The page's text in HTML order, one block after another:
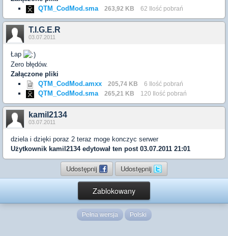
QTM_CodMod.sma
263,92 KB 62 Ilość pobrań
T.I.G.E.R
03.07.2011
Łap
Zero błędów.
Załączone pliki
QTM_CodMod.amxx
205,74 KB 6 Ilość pobrań
QTM_CodMod.sma 265,21 KB 120 Ilość pobrań
kamil2134
03.07.2011
dziela i dzięki poraz 2 teraz moge konczyc serwer
Użytkownik kamil2134edytował ten post 03.07.2011 21:01
Udostępnij Udostępnij
Zablokowany
Pełna wersja Polski